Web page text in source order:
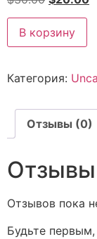
В корзину
Категория:
Отзывы (0)
Отзывы
Отзывов пока
Будьте